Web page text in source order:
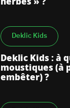
herbes » ?
Deklic Kids
Deklic Kids : à
moustiques (à
embêter) ?